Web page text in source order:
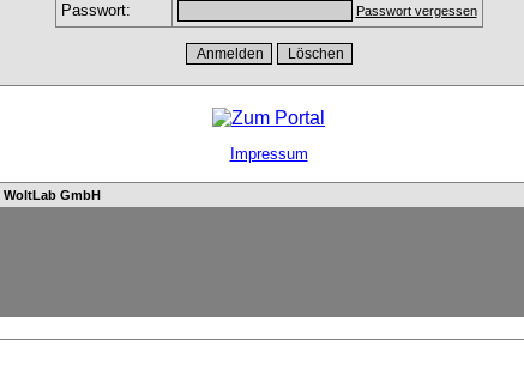
Passwort: Passwort vergessen
Impressum
WoltLab GmbH